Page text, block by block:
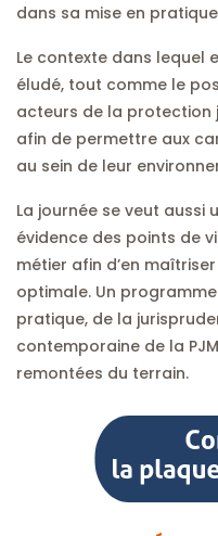
dans sa mise en
Le contexte dans lequel
éludé, tout comme le
acteurs de la protection
afin de permettre aux
au sein de leur
La journée se veut aussi
évidence des points de
métier afin d’en
optimale. Un
pratique, de la
contemporaine de la
remontées du terrain.